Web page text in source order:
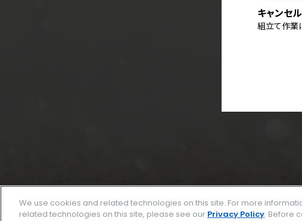
キャンセ
組立て作業
We use cookies and related technologies on this site. For more
related technologies on this site, please see our Privacy Policy. Before